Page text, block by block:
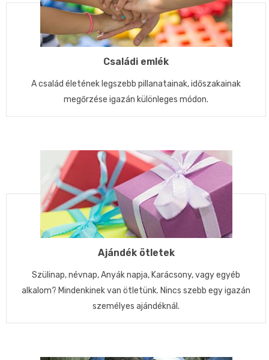
Családi emlék
A család életének legszebb pillanatainak, időszakainak
megőrzése igazán különleges módon.
Ajándék ötletek
Szülinap, névnap, Anyák napja, Karácsony, vagy egyéb
alkalom? Mindenkinek van ötletünk. Nincs szebb egy igazán
személyes ajándéknál.